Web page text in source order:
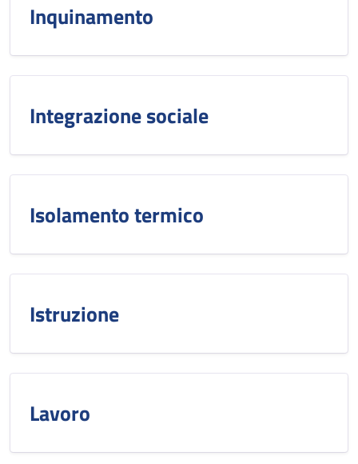
Inquinamento
Integrazione sociale
Isolamento termico
Istruzione
Lavoro